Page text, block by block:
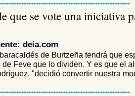
que se vote una iniciativa
deia.com
de Burtzeña tendrá que
Feve que lo dividen. Y es que el
"decidió convertir nuestra